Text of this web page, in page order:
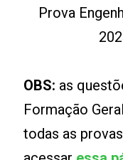
Prova
OBS: as
Formação
todas as